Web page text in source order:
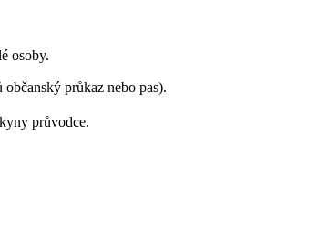
osoby.
průkaz nebo pas).
průvodce.